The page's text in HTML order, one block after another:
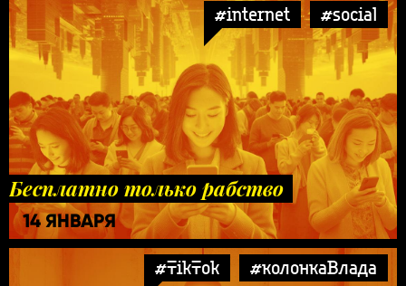
#internet #social
Бесплатно только рабство
14 ЯНВАРЯ
#TikTok
#колонкаВлада